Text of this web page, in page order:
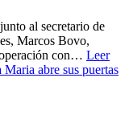
al secretario de
Marcos Bovo,
con… Leer
abre sus puertas